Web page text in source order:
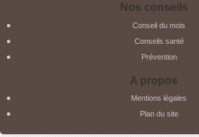
Nos conseils
Conseil du mois
Conseils santé
Prévention
A propos
Mentions légales
Plan du site